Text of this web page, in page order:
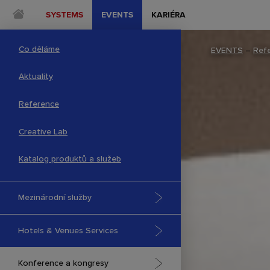
SYSTEMS EVENTS
Co děláme
Aktuality
Reference
Creative Lab
Katalog produktů a služeb
Mezinárodní služby
Hotels & Venues Services
Konference a kongresy
KARIÉRA
EVENTS –